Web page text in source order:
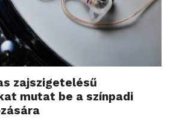
zajszigetelésű
mutat be a színpadi